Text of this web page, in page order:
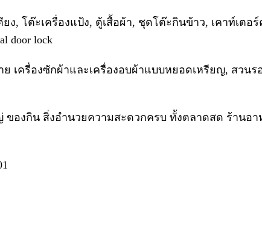
ง, โต๊ะเครื่องแป้ง, ตู้เสื้อผ้า, ชุดโต๊ะกินข้าว, เคาท์เตอ
door lock
ย เครื่องซักผ้าและเครื่องอบผ้าแบบหยอดเหรียญ, ส
ของกิน สิ่งอำนวยความสะดวกครบ ทั้งตลาดสด ร้านอ